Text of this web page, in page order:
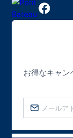
お得なキャン